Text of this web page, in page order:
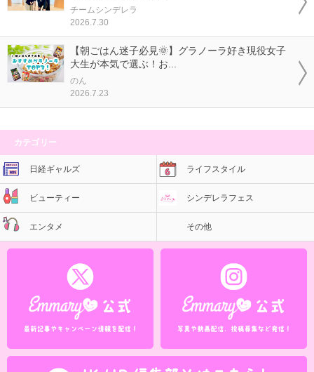
チームシンデレラ
2026.7.30
【朝ごはん迷子必見🌞】グラノーラ好き現役女子
大生が本気で選ぶ！お...
のん
2026.7.23
カテゴリー
日経ギャルズ ライフスタイル
ビューティー シンデレラフェス
エンタメ その他